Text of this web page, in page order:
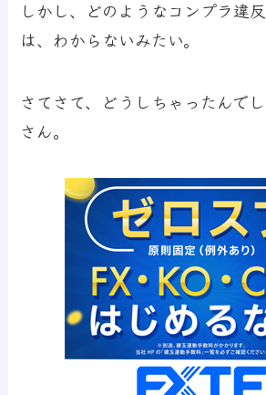
しかし、どのようなコンプラ違
は、わからないみたい。
さてさて、どうしちゃったんで
さん。